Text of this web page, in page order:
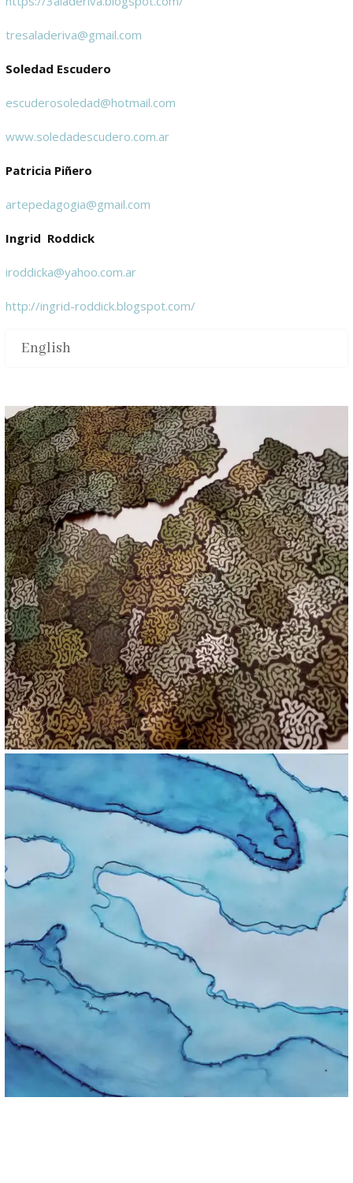
tresaladeriva@gmail.com
Soledad Escudero
escuderosoledad@hotmail.com
www.soledadescudero.com.ar
Patricia Piñero
artepedagogia@gmail.com
Ingrid Roddick
iroddicka@yahoo.com.ar
http://ingrid-roddick.blogspot.com/
English